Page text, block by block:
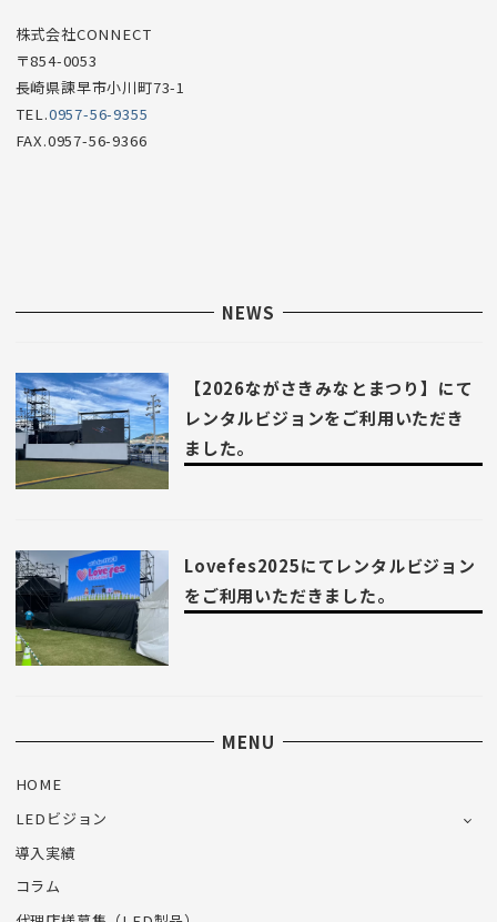
株式会社CONNECT
〒854-0053
長崎県諫早市小川町73-1
TEL.0957-56-9355
FAX.0957-56-9366
NEWS
【2026ながさきみなとまつり】にて
レンタルビジョンをご利用いただき
ました。
Lovefes2025にてレンタルビジョン
をご利用いただきました。
MENU
HOME
LEDビジョン
導入実績
コラム